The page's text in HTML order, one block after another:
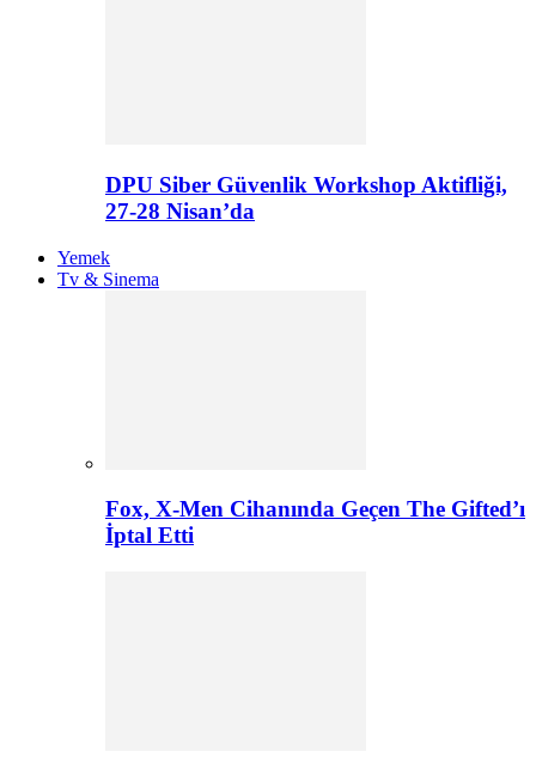
DPU Siber Güvenlik Workshop Aktifliği,
27-28 Nisan’da
Yemek
Tv & Sinema
Fox, X-Men Cihanında Geçen The Gifted’ı
İptal Etti